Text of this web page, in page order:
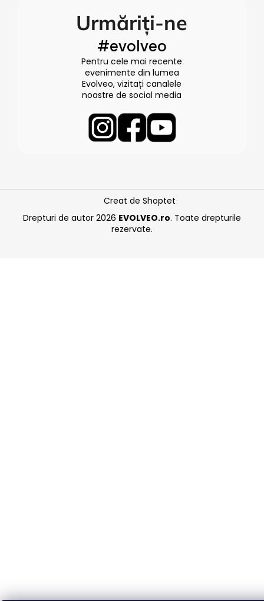
Urmăriți-ne
#evolveo
Pentru cele mai recente
evenimente din lumea
Evolveo, vizitați canalele
noastre de social media
Creat de Shoptet
Drepturi de autor 2026 EVOLVEO.ro. Toate drepturile
rezervate.